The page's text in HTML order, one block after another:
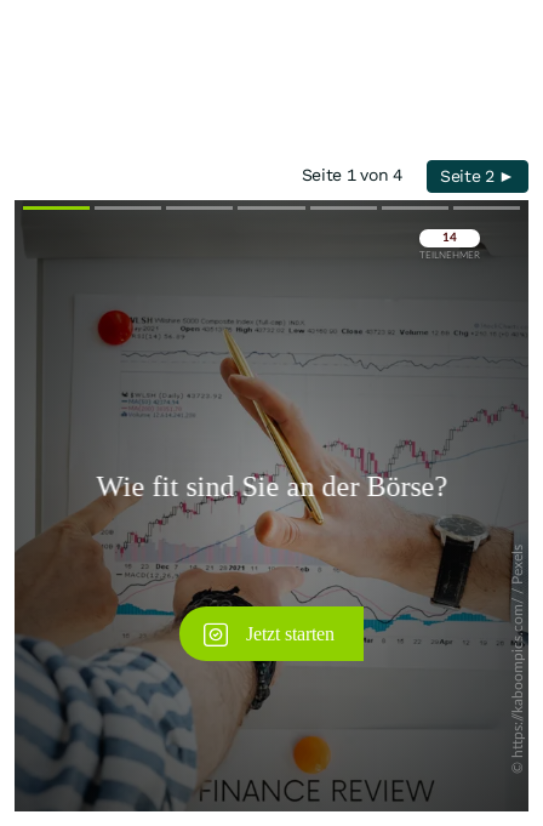
Seite 1 von 4 Seite 2 ►
Überspringen